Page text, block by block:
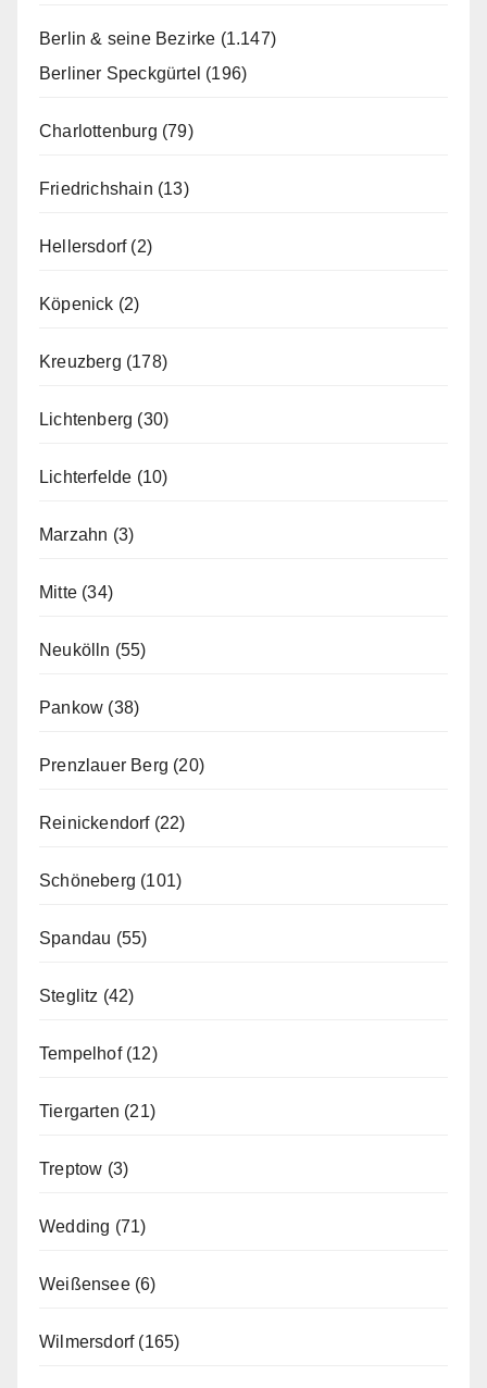
Berlin & seine Bezirke (1.147)
Berliner Speckgürtel (196)
Charlottenburg (79)
Friedrichshain (13)
Hellersdorf(2)
Köpenick (2)
Kreuzberg (178)
Lichtenberg (30)
Lichterfelde (10)
Marzahn (3)
Mitte (34)
Neukölln (55)
Pankow (38)
Prenzlauer Berg (20)
Reinickendorf(22)
Schöneberg (101)
Spandau (55)
Steglitz (42)
Tempelhof(12)
Tiergarten (21)
Treptow (3)
Wedding (71)
Weißensee(6)
Wilmersdorf(165)